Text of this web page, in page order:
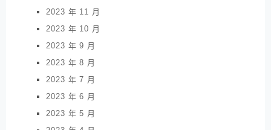
2023 年 11 月
2023 年 10 月
2023 年 9 月
2023 年 8 月
2023 年 7 月
2023 年 6 月
2023 年 5 月